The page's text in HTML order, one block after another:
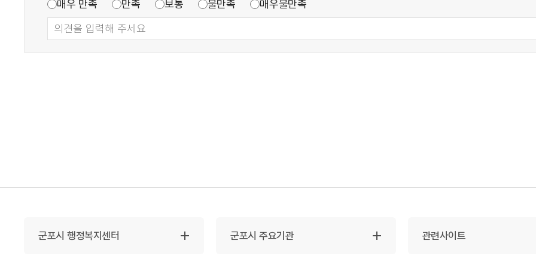
매우 만족 만족 보통 불만족 매우불만족
군포시 행정복지센터 군포시 주요기관 관련사이트